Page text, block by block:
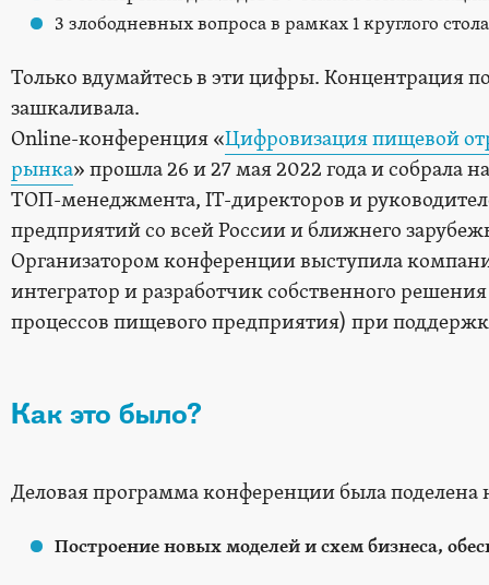
3 злободневных вопроса в рамках 1 круглого стола
Только вдумайтесь в эти цифры. Концентрация
зашкаливала.
Online-конференция «Цифровизация пищевой
рынка» прошла 26 и 27 мая 2022 года и собрала
ТОП-менеджмента, IT-директоров и
предприятий со всей России и ближнего
Организатором конференции выступила
интегратор и разработчик собственного
процессов пищевого предприятия) при
Как это было?
Деловая программа конференции была поделена
Построение новых моделей и схем бизнеса,